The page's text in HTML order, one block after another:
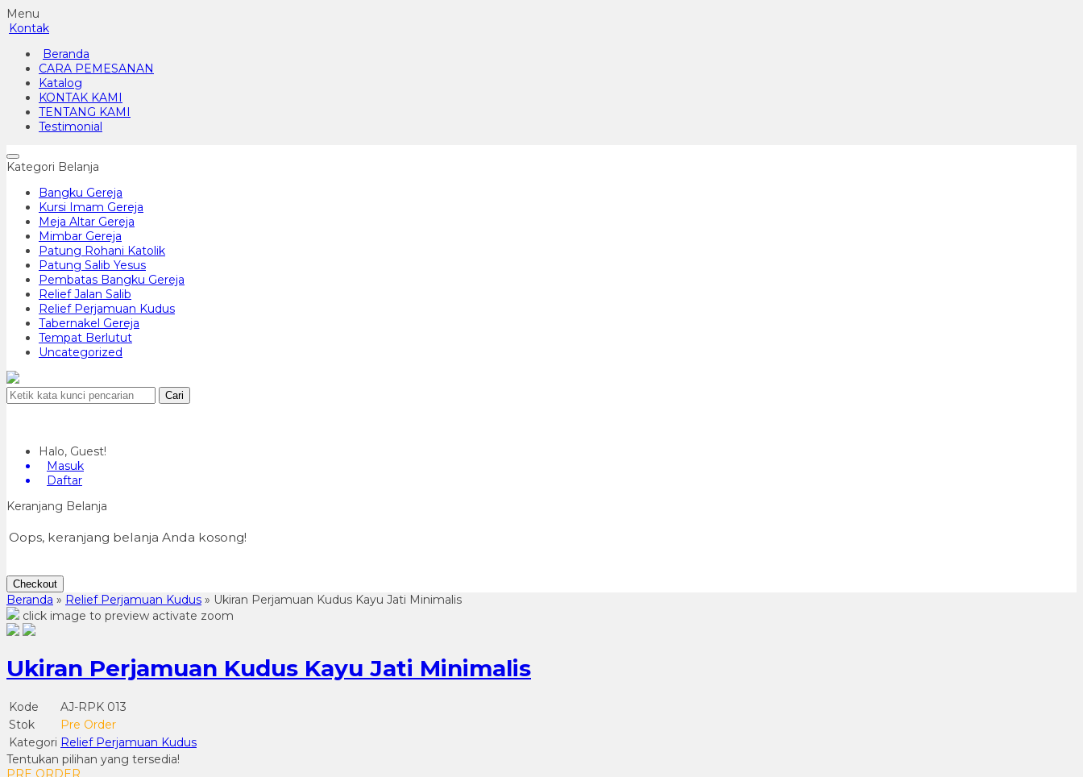
Menu
Kontak
Beranda
CARA PEMESANAN
Katalog
KONTAK KAMI
TENTANG KAMI
Testimonial
Kategori Belanja
Bangku Gereja
Kursi Imam Gereja
Meja Altar Gereja
Mimbar Gereja
Patung Rohani Katolik
Patung Salib Yesus
Pembatas Bangku Gereja
Relief Jalan Salib
Relief Perjamuan Kudus
Tabernakel Gereja
Tempat Berlutut
Uncategorized
Cari
Halo, Guest!
Masuk
Daftar
Keranjang Belanja
Oops, keranjang belanja Anda kosong!
Checkout
Beranda » Relief Perjamuan Kudus » Ukiran Perjamuan Kudus Kayu Jati Minimalis
click image to preview activate zoom
Ukiran Perjamuan Kudus Kayu Jati Minimalis
Kode
AJ-RPK 013
Stok
Pre Order
Kategori Relief Perjamuan Kudus
Tentukan pilihan yang tersedia!
PRE ORDER